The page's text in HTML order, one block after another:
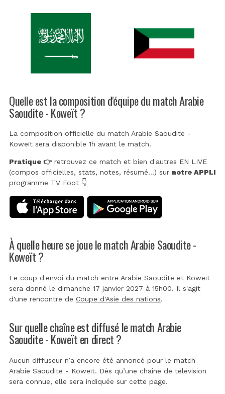
Quelle est la composition d'équipe du match Arabie
Saoudite - Koweït ?
La composition officielle du match Arabie Saoudite -
Koweït sera disponible 1h avant le match.
Pratique 👉retrouvez ce match et bien d'autres EN LIVE
(compos officielles, stats, notes, résumé...) sur notre APPLI
programme TV Foot 👇
À quelle heure se joue le match Arabie Saoudite -
Koweït ?
Le coup d'envoi du match entre Arabie Saoudite et Koweït
sera donné le dimanche 17 janvier 2027 à 15h00. Il s'agit
d'une rencontre de Coupe d'Asie des nations.
Sur quelle chaîne est diffusé le match Arabie
Saoudite - Koweït en direct ?
Aucun diffuseur n’a encore été annoncé pour le match
Arabie Saoudite - Koweït. Dès qu’une chaîne de télévision
sera connue, elle sera indiquée sur cette page.